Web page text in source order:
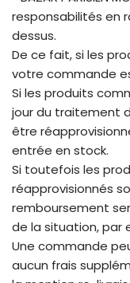
responsabilités en
dessus.
De ce fait, si les
votre commande
Si les produits
jour du traitement
être
entrée en stock.
Si toutefois les
réapprovisionnés
remboursement
de la situation, par
Une commande
aucun frais